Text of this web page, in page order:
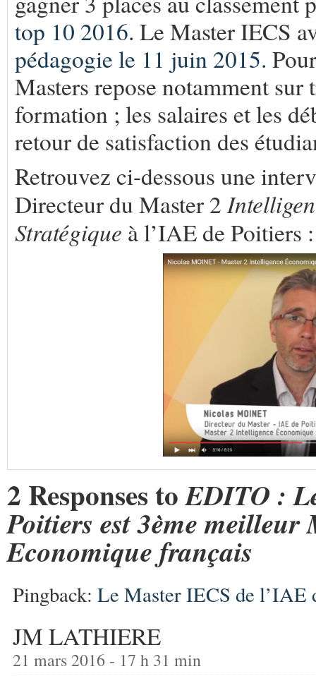
top 10 2016. Le Master IECS
pédagogie le 11 juin 2015.
Masters repose notamment
formation ; les salaires et les
retour de satisfaction des
Retrouvez ci-dessous une
Directeur du Master 2
Stratégique à l’IAE de Poitiers :
2 Responses toEDITO :
Poitiers est 3ème meilleur
Economique français
Pingback: Le Master IECS de l’IAE
JM LATHIERE
21 mars 2016 - 17 h 31 min